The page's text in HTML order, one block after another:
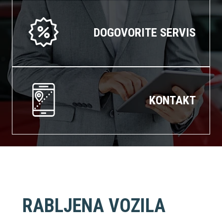
DOGOVORITE SERVIS
KONTAKT
RABLJENA VOZILA